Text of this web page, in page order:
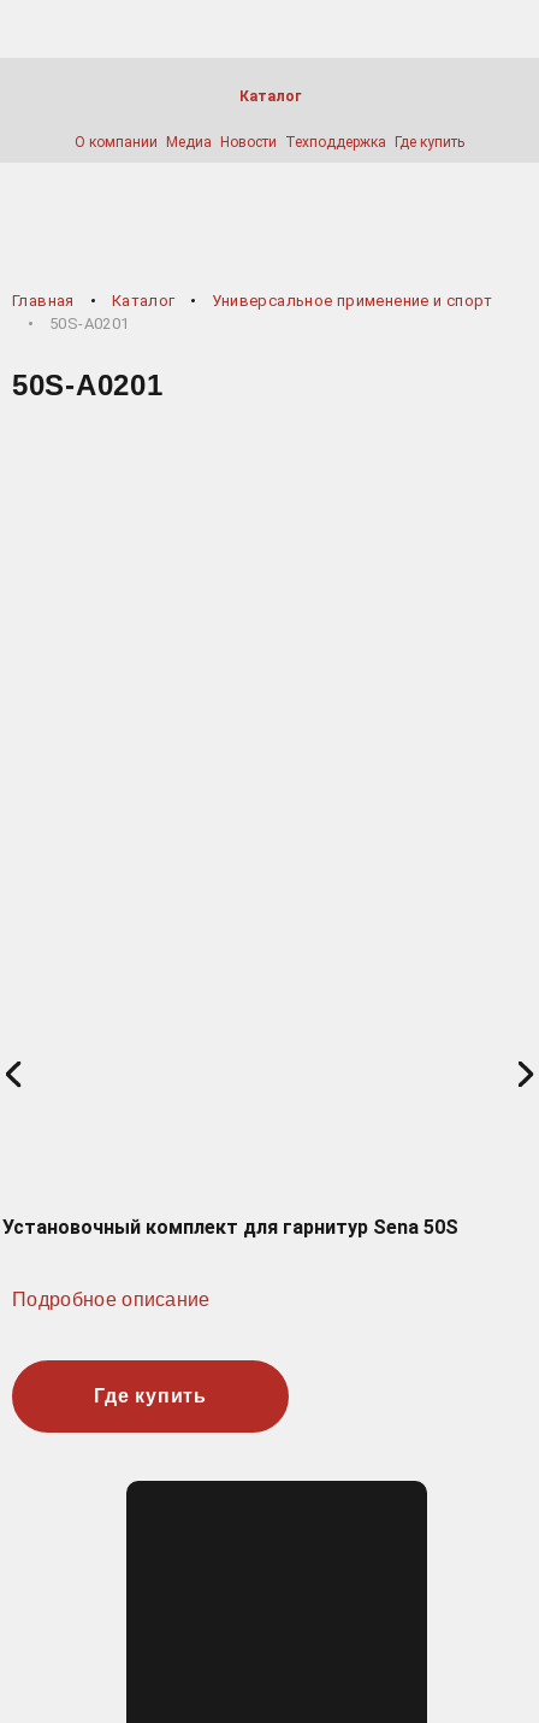
Каталог
О компании Медиа Новости Техподдержка Где купить
Главная Каталог
Универсальное применение и спорт
50S-A0201
50S-A0201
Установочный комплект для гарнитур Sena 50S
Подробное описание
Где купить